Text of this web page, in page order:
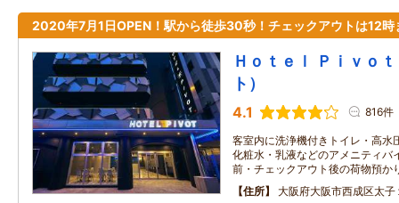
2020年7月1日OPEN！駅から徒歩30秒！チェックアウトは12時
Ｈｏｔｅｌ Ｐｉｖｏ
ト）
4.1 816件
客室内に洗浄機付きトイレ・高水
化粧水・乳液などのアメニティバ
前・チェックアウト後の荷物預か
住所
大阪府大阪市西成区太子